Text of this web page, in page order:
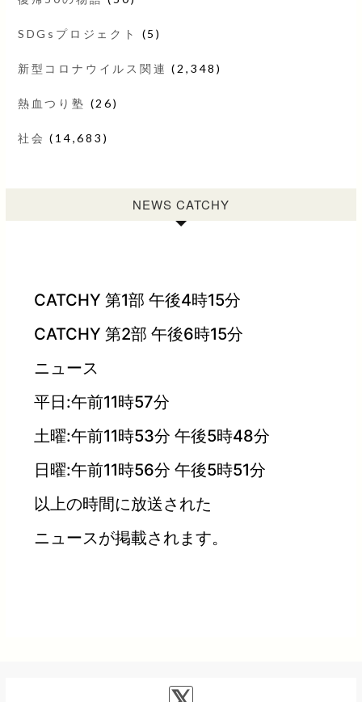
SDGsプロジェクト (5)
新型コロナウイルス関連 (2,348)
熱血つり塾 (26)
社会 (14,683)
NEWS CATCHY
CATCHY 第1部 午後4時15分
CATCHY 第2部 午後6時15分
ニュース
平日:午前11時57分
土曜:午前11時53分 午後5時48分
日曜:午前11時56分 午後5時51分
以上の時間に放送された
ニュースが掲載されます。